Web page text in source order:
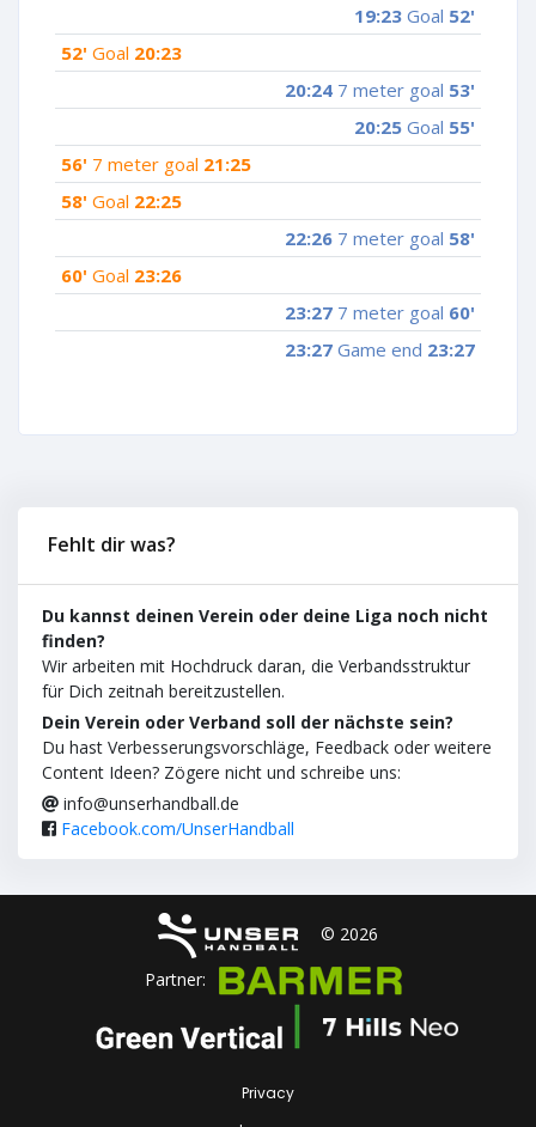
19:23 Goal 52'
52' Goal 20:23
20:24 7 meter goal 53'
20:25 Goal 55'
56' 7 meter goal 21:25
58' Goal 22:25
22:26 7 meter goal 58'
60' Goal 23:26
23:27 7 meter goal 60'
23:27 Game end 23:27
Fehlt dir was?
Du kannst deinen Verein oder deine Liga noch nicht
finden?
Wir arbeiten mit Hochdruck daran, die Verbandsstruktur
für Dich zeitnah bereitzustellen.
Dein Verein oder Verband soll der nächste sein?
Du hast Verbesserungsvorschläge, Feedback oder weitere
Content Ideen? Zögere nicht und schreibe uns:
info@unserhandball.de
Facebook.com/UnserHandball
© 2026
Partner:
Privacy